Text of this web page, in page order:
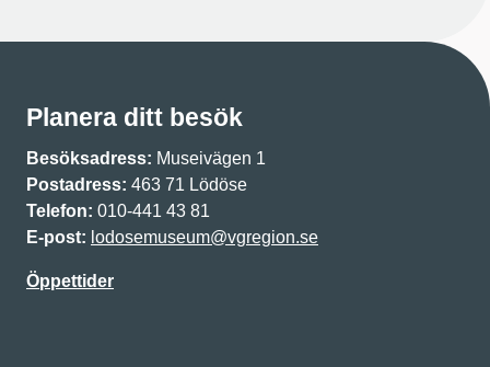
Planera ditt besök
Besöksadress: Museivägen 1
Postadress: 463 71 Lödöse
Telefon: 010-441 43 81
E-post: lodosemuseum@vgregion.se
Öppettider